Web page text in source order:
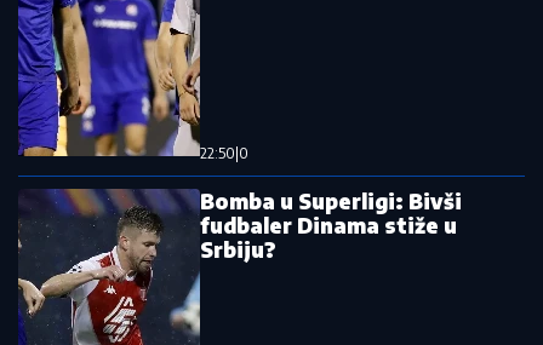
22:50 0
Bomba u Superligi: Bivši
fudbaler Dinama stiže u
Srbiju?